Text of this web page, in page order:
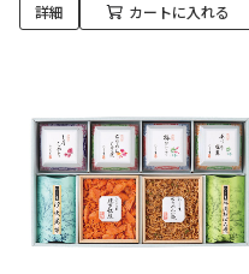
詳細 カートに入れる